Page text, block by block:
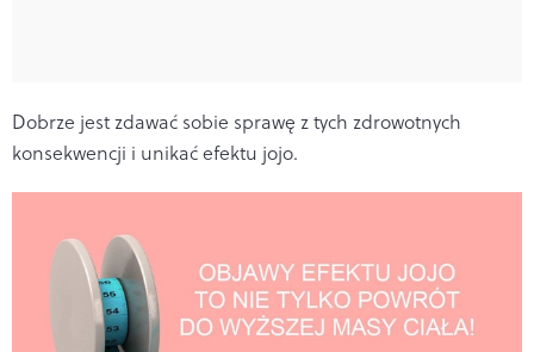
Dobrze jest zdawać sobie sprawę z tych zdrowotnych
konsekwencji i unikać efektu jojo.